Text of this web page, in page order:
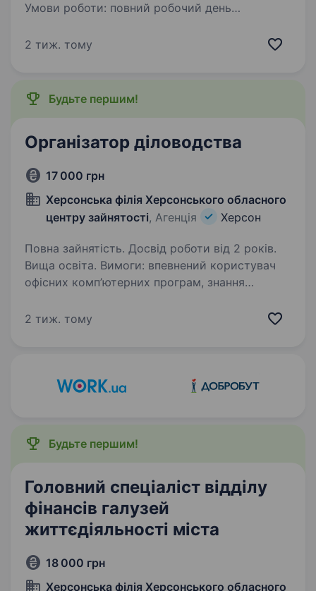
Умови роботи: повний робочий день
Звертайтесь за номером: +380994176268
2 тиж. тому
Будьте першим!
Організатор діловодства
17 000 грн
Херсонська філія Херсонського обласного
центру зайнятості, Агенція Херсон
Повна зайнятість. Досвід роботи від 2 років.
Вища освіта. Вимоги: впевнений користувач
офісних комп’ютерних програм, знання
роботи: 5 -денний робочий тиждень, 08:00 —
2 тиж. тому
Будьте першим!
Головний спеціаліст відділу
фінансів галузей
життєдіяльності міста
18 000 грн
Херсонська філія Херсонського обласного